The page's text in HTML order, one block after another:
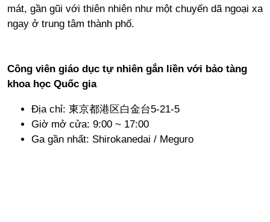
mát, gần gũi với thiên nhiên như một chuyến dã ngoại xa
ngay ở trung tâm thành phố.
Công viên giáo dục tự nhiên gắn liền với bảo tàng
khoa học Quốc gia
Địa chỉ: 東京都港区白金台5-21-5
Giờ mở cửa: 9:00 ~ 17:00
Ga gần nhất: Shirokanedai / Meguro